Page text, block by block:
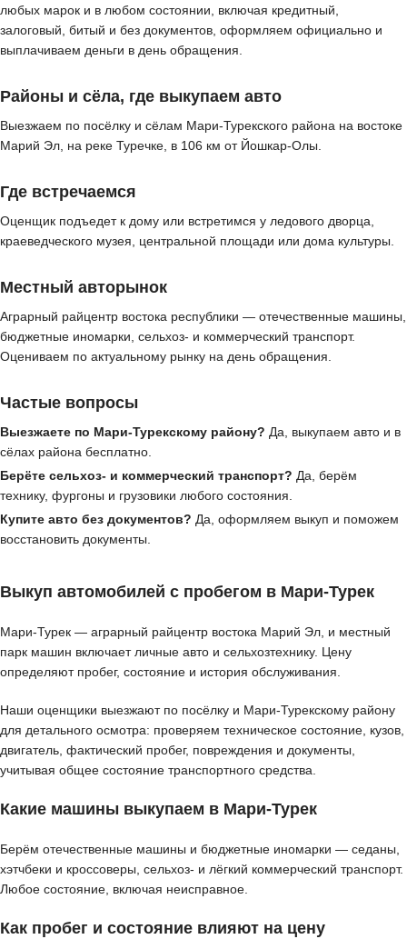
любых марок и в любом состоянии, включая кредитный,
залоговый, битый и без документов, оформляем официально и
выплачиваем деньги в день обращения.
Районы и сёла, где выкупаем авто
Выезжаем по посёлку и сёлам Мари-Турекского района на востоке
Марий Эл, на реке Туречке, в 106 км от Йошкар-Олы.
Где встречаемся
Оценщик подъедет к дому или встретимся у ледового дворца,
краеведческого музея, центральной площади или дома культуры.
Местный авторынок
Аграрный райцентр востока республики — отечественные машины,
бюджетные иномарки, сельхоз- и коммерческий транспорт.
Оцениваем по актуальному рынку на день обращения.
Частые вопросы
Выезжаете по Мари-Турекскому району? Да, выкупаем авто и в
сёлах района бесплатно.
Берёте сельхоз- и коммерческий транспорт? Да, берём
технику, фургоны и грузовики любого состояния.
Купите авто без документов? Да, оформляем выкуп и поможем
восстановить документы.
Выкуп автомобилей с пробегом в Мари-Турек
Мари-Турек — аграрный райцентр востока Марий Эл, и местный
парк машин включает личные авто и сельхозтехнику. Цену
определяют пробег, состояние и история обслуживания.
Наши оценщики выезжают по посёлку и Мари-Турекскому району
для детального осмотра: проверяем техническое состояние, кузов,
двигатель, фактический пробег, повреждения и документы,
учитывая общее состояние транспортного средства.
Какие машины выкупаем в Мари-Турек
Берём отечественные машины и бюджетные иномарки — седаны,
хэтчбеки и кроссоверы, сельхоз- и лёгкий коммерческий транспорт.
Любое состояние, включая неисправное.
Как пробег и состояние влияют на цену